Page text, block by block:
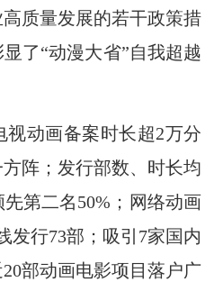
质量发展的若干政策措
了“动漫大省”自我超越
动画备案时长超2万分
阵；发行部数、时长均
第二名50%；网络动画
发行73部；吸引7家国内
部动画电影项目落户广